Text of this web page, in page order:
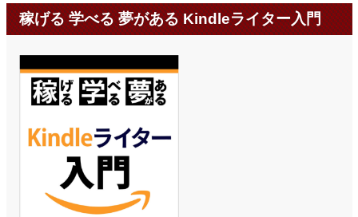
稼げる 学べる 夢がある Kindleライター入門